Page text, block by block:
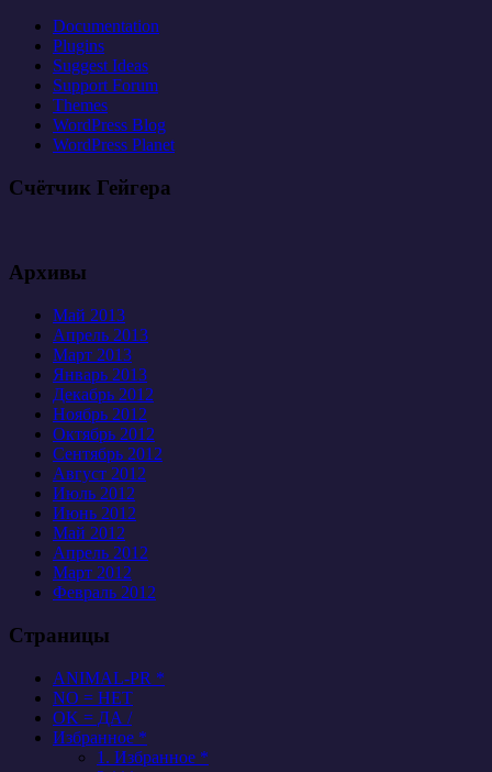
Documentation
Plugins
Suggest Ideas
Support Forum
Themes
WordPress Blog
WordPress Planet
Счётчик Гейгера
Архивы
Май 2013
Апрель 2013
Март 2013
Январь 2013
Декабрь 2012
Ноябрь 2012
Октябрь 2012
Сентябрь 2012
Август 2012
Июль 2012
Июнь 2012
Май 2012
Апрель 2012
Март 2012
Февраль 2012
Страницы
ANIMAL-PR *
NO = НЕТ
OK = ДА /
Избранное *
1. Избранное *